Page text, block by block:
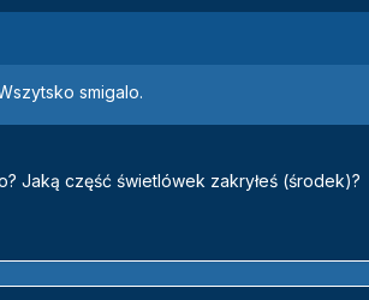
smigalo.
Jaką część świetlówek zakryłeś (środek)?